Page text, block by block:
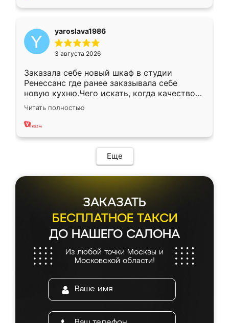
yaroslava1986
3 августа 2026
Заказала себе новый шкаф в студии
Ренессанс где ранее заказывала себе
новую кухню.Чего искать, когда качеством
вполне довольна. Служит кухня уже почти
два года, нареканий нет.
Читать полностью
Еще
ЗАКАЗАТЬ
БЕСПЛАТНОЕ ТАКСИ
ДО НАШЕГО САЛОНА
Из любой точки Москвы и
Московской области!